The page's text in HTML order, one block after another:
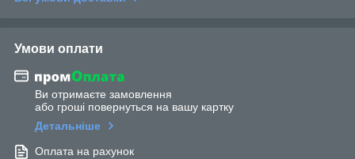
Умови оплати
Ви отримаєте замовлення
або гроші повернуться на вашу картку
Детальніше
Оплата на рахунок